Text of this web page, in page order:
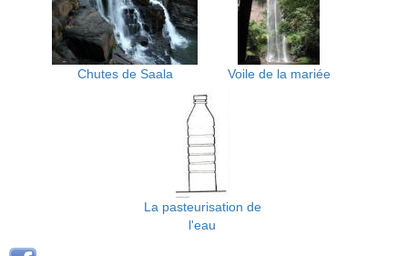
Chutes de Saala Voile de la mariée
La pasteurisation de
l'eau